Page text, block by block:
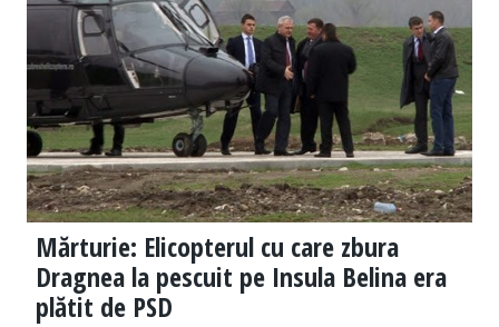
Mărturie: Elicopterul cu care zbura
Dragnea la pescuit pe Insula Belina era
plătit de PSD